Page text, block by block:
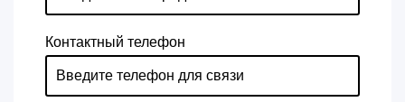
Контактный телефон